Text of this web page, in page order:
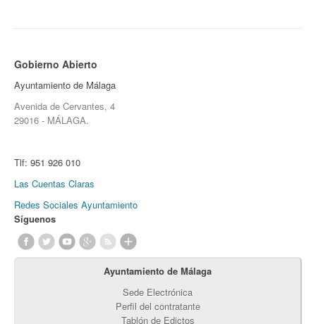
Gobierno Abierto
Ayuntamiento de Málaga
Avenida de Cervantes, 4
29016 - MÁLAGA.
Tlf: 951 926 010
Las Cuentas Claras
Redes Sociales Ayuntamiento
Síguenos
Ayuntamiento de Málaga
Sede Electrónica
Perfil del contratante
Tablón de Edictos